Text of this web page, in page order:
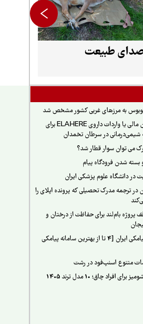
طبیعت
به مرزهای غربی کشور مشخص شد
کمک به تأمین مالی یا واردات داروی ELAHERE برای
شیمی‌درمانی در سرطان تخمدان
می توان سوار قطار شد؟
شدن فرودگاه پیام
در دانشگاه علوم پزشکی ایران
در ترجمه مدرک تحصیلی که پرونده اپلای را
پروژه بام‌لند برای حفاظت از درختان و
بهترین پنل پیامکی ایران [4 تا از بهترین سامانه پیامکی
متنوع اسنپ‌فود در رشت
افراد چاق؛ 10 مدل ترند 1405